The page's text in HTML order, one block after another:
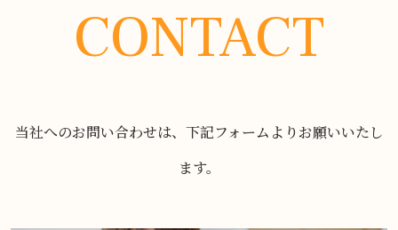
CONTACT
当社へのお問い合わせは、下記フォームよりお願いいたし
ます。